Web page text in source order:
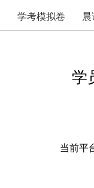
学考模拟卷
学
当前平